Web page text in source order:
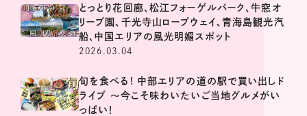
とっとり花回廊、松江フォーゲルパーク、牛窓オ
リーブ園、千光寺山ロープウェイ、青海島観光汽
船、中国エリアの風光明媚スポット
2026.03.04
旬を食べる! 中部エリアの道の駅で買い出しド
ライブ ～今こそ味わいたいご当地グルメがい
っぱい！